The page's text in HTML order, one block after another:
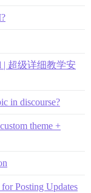
| 超级详细教学安
in discourse?
theme +
Posting Updates